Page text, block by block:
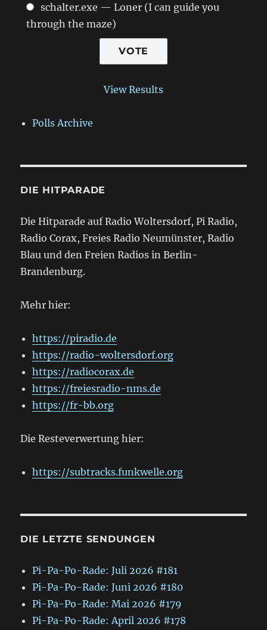
schalter.exe — Loner (I can guide you
through the maze)
View Results
Polls Archive
DIE HITPARADE
Die Hitparade auf Radio Woltersdorf, Pi Radio,
Radio Corax, Freies Radio Neumünster, Radio
Blau und den Freien Radios in Berlin-
Brandenburg.
Mehr hier:
https://piradio.de
https://radio-woltersdorf.org
https://radiocorax.de
https://freiesradio-nms.de
https://fr-bb.org
Die Resteverwertung hier:
https://subtracks.funkwelle.org
DIE LETZTE SENDUNGEN
Pi-Pa-Po-Rade: Juli 2026 #181
Pi-Pa-Po-Rade: Juni 2026 #180
Pi-Pa-Po-Rade: Mai 2026 #179
Pi-Pa-Po-Rade: April 2026 #178